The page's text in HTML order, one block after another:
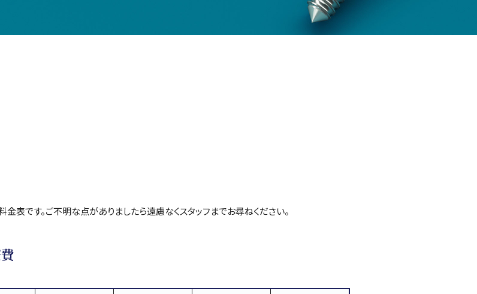
表です。ご不明な点がありましたら遠慮なくスタッフまでお尋ねください。